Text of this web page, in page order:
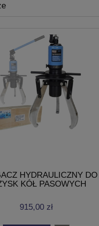
HYDRAULICZNY DO
KÓŁ PASOWYCH
915,00 zł